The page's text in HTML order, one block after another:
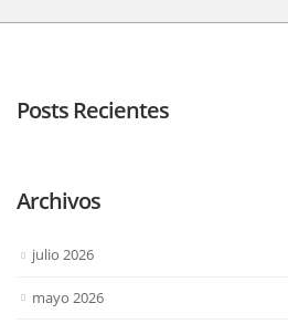
Posts Recientes
Archivos
julio 2026
mayo 2026